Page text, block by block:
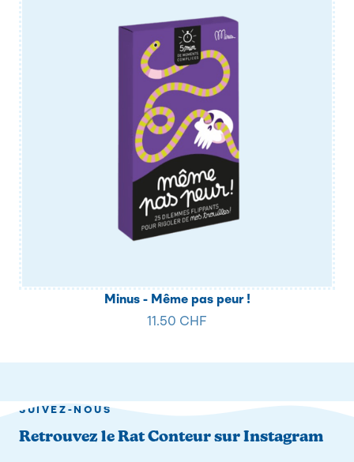
Minus - Même pas peur !
11.50 CHF
SUIVEZ-NOUS
Retrouvez le Rat Conteur sur Instagram